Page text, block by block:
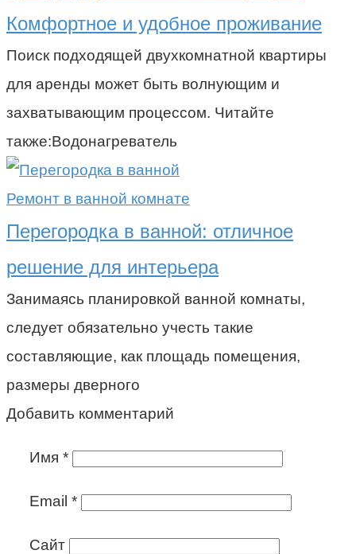
Комфортное и удобное проживание
Поиск подходящей двухкомнатной квартиры
для аренды может быть волнующим и
захватывающим процессом. Читайте
также:Водонагреватель
Ремонт в ванной комнате
Перегородка в ванной: отличное
решение для интерьера
Занимаясь планировкой ванной комнаты,
следует обязательно учесть такие
составляющие, как площадь помещения,
размеры дверного
Добавить комментарий
Имя *
Email *
Сайт